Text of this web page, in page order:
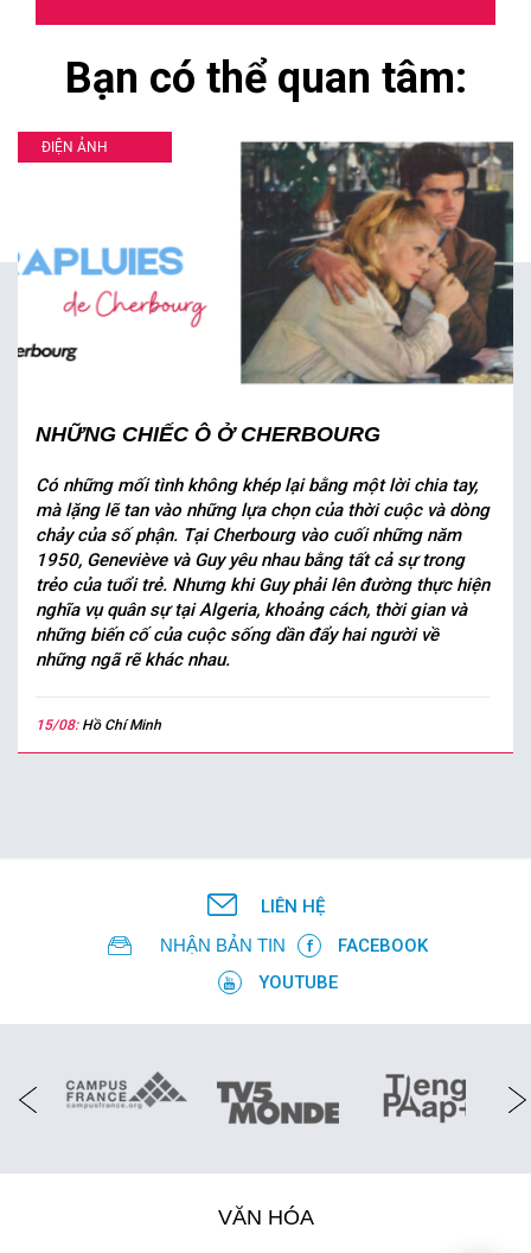
Bạn có thể quan tâm:
ĐIỆN ẢNH
NHỮNG CHIẾC Ô Ở CHERBOURG
Có những mối tình không khép lại bằng một lời chia tay,
mà lặng lẽ tan vào những lựa chọn của thời cuộc và dòng
chảy của số phận. Tại Cherbourg vào cuối những năm
1950, Geneviève và Guy yêu nhau bằng tất cả sự trong
trẻo của tuổi trẻ. Nhưng khi Guy phải lên đường thực hiện
nghĩa vụ quân sự tại Algeria, khoảng cách, thời gian và
những biến cố của cuộc sống dần đẩy hai người về
những ngã rẽ khác nhau.
15/08: Hồ Chí Minh
LIÊN HỆ
NHẬN BẢN TIN
FACEBOOK
YOUTUBE
VĂN HÓA